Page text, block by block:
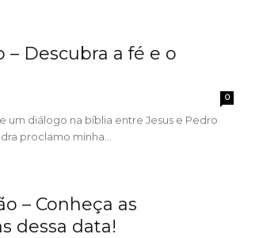
– Descubra a fé e o
0
um diálogo na bíblia entre Jesus e Pedro
proclamo minha...
– Conheça as
dessa data!